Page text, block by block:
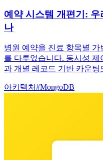
예약 시스템 개편기:
나
병원 예약을 진료 항목별 가
를 다루었습니다. 동시성
과 개별 레코드 기반 카운팅
아키텍처#MongoDB